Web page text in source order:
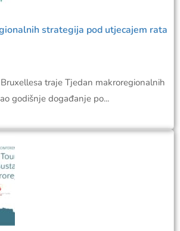
strategija pod utjecajem rata
traje Tjedan makroregionalnih
godišnje događanje po...